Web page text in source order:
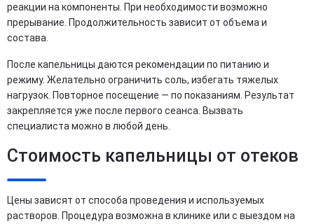
реакции на компоненты. При необходимости возможно
прерывание. Продолжительность зависит от объема и
состава.
После капельницы даются рекомендации по питанию и
режиму. Желательно ограничить соль, избегать тяжелых
нагрузок. Повторное посещение — по показаниям. Результат
закрепляется уже после первого сеанса. Вызвать
специалиста можно в любой день.
Стоимость капельницы от отеков
Цены зависят от способа проведения и используемых
растворов. Процедура возможна в клинике или с выездом на